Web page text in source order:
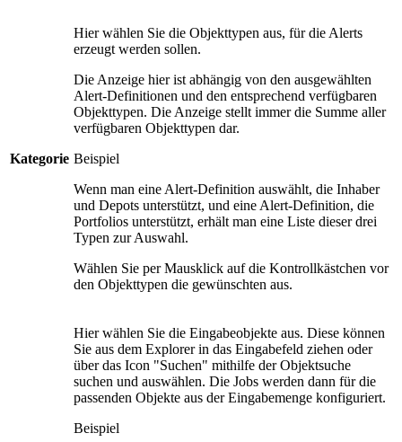
Kategorie
Hier wählen Sie die Objekttypen aus, für die Alerts
erzeugt werden sollen.
Die Anzeige hier ist abhängig von den ausgewählten
Alert-Definitionen und den entsprechend verfügbaren
Objekttypen. Die Anzeige stellt immer die Summe aller
verfügbaren Objekttypen dar.
Beispiel
Wenn man eine Alert-Definition auswählt, die Inhaber
und Depots unterstützt, und eine Alert-Definition, die
Portfolios unterstützt, erhält man eine Liste dieser drei
Typen zur Auswahl.
Wählen Sie per Mausklick auf die Kontrollkästchen vor
den Objekttypen die gewünschten aus.
Hier wählen Sie die Eingabeobjekte aus. Diese können
Sie aus dem Explorer in das Eingabefeld ziehen oder
über das Icon "Suchen" mithilfe der Objektsuche
suchen und auswählen. Die Jobs werden dann für die
passenden Objekte aus der Eingabemenge konfiguriert.
Beispiel